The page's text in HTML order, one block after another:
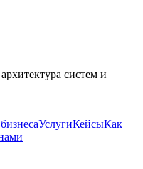
систем и
УслугиКейсыКак